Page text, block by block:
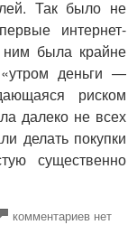
Так было не
интернет-
ним была крайне
деньги —
риском
далеко не всех
делать покупки
существенно
комментариев нет